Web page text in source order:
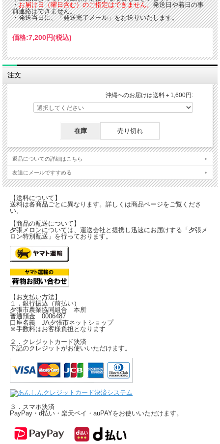
・お届け日（曜日含む）のご指定はできません。発送日や着日の事
前連絡はできません。
・発送当日に、「発送完了メール」をお送りいたします。
価格:7,200円(税込)
注文
沖縄へのお届けは送料＋1,600円:
在庫 売り切れ
返品についての詳細はこちら
友達にメールですすめる
【送料について】
送料は各商品ごとに異なります。詳しくは商品ページをご覧くださ
い。
【商品の配送について】
夕張メロンについては、運送会社と提携し迅速にお届けする「夕張メ
ロン特別配送」を行っております。
【お支払い方法】
１．銀行振込（前払い）
夕張市農業協同組合 本所
普通預金 0006487
口座名義 JA夕張市ネットショップ
※手数料はお客様負担となります
２．クレジットカード決済
下記のクレジットがお使いいただけます。
３．スマホ決済
PayPay・d払い・楽天ペイ・auPAYをお使いいただけます。